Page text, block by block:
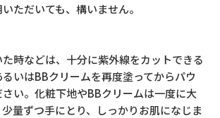
ただいても、構いません。
時などは、十分に紫外線をカットできる
いはBBクリームを再度塗ってからパウ
い。化粧下地やBBクリームは一度に大
量ずつ手にとり、しっかりお肌になじま